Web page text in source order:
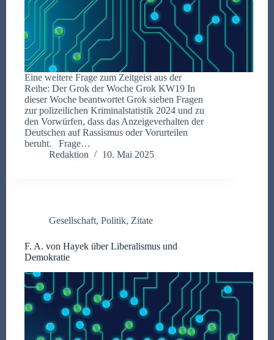
Eine weitere Frage zum Zeitgeist aus der
Reihe: Der Grok der Woche Grok KW19 In
dieser Woche beantwortet Grok sieben Fragen
zur polizeilichen Kriminalstatistik 2024 und zu
den Vorwürfen, dass das Anzeigeverhalten der
Deutschen auf Rassismus oder Vorurteilen
beruht. Frage…
Redaktion
10. Mai 2025
Gesellschaft, Politik, Zitate
F. A. von Hayek über Liberalismus und
Demokratie